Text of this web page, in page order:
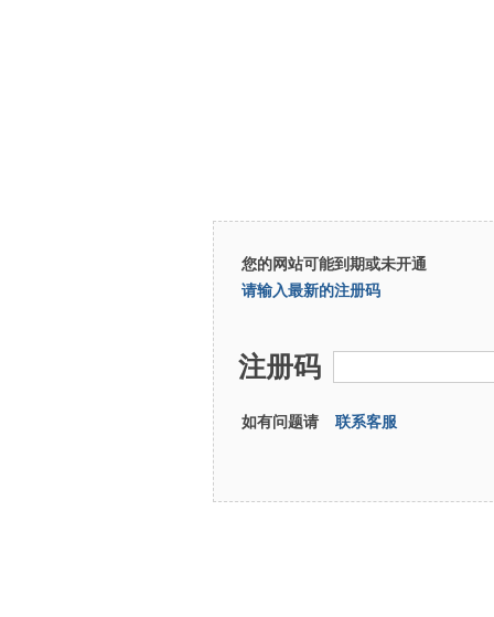
您的网站可能到期或未开通
请输入最新的注册码
注册码
如有问题请 联系客服